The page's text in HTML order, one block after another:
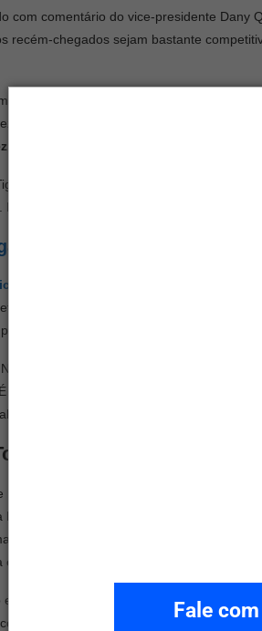
Fale
com comentário do vice-presidente Dany
recém-chegados sejam bastante
N-type TOPCon. Assim, grande parte
já no primeiro trimestre do ano. E isso
consecutiva.
Neo tipo N, foram projetados e
inclui sua série BIPV.
nas vendas globais
de temperatura e desempenho
clientes que os adquiriram.
está sendo levada para um nível maior,
produto que chega com a maior
de 80,5% e coeficiente de
Type e a tecnologia Top Contact. A
prima de alta pureza, enquanto a
da célula solar.
sua fabricação desenvolveu-se mais
que o tornava ideal para aplicações